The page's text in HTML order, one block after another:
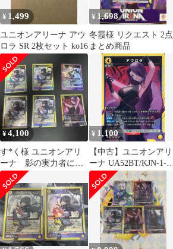
¥ 1,499
ユニオンアリーナ アウ
ロラ SR 2枚セット ko16
¥ 1,698
冬霞様 リクエスト 2点
まとめ商品
¥4,100
す*く様 ユニオンアリ
ーナ 影の実力者にな
りたくて SR まとめ売
り
¥ 1,100
【中古】ユニオンアリ
ーナ UA52BT/KJN-1-
004[SR]：(キラ)アウロ
ラ